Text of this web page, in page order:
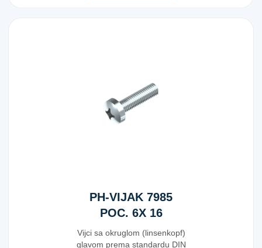
PH-VIJAK 7985
POC. 6X 16
Vijci sa okruglom (linsenkopf)
glavom prema standardu DIN